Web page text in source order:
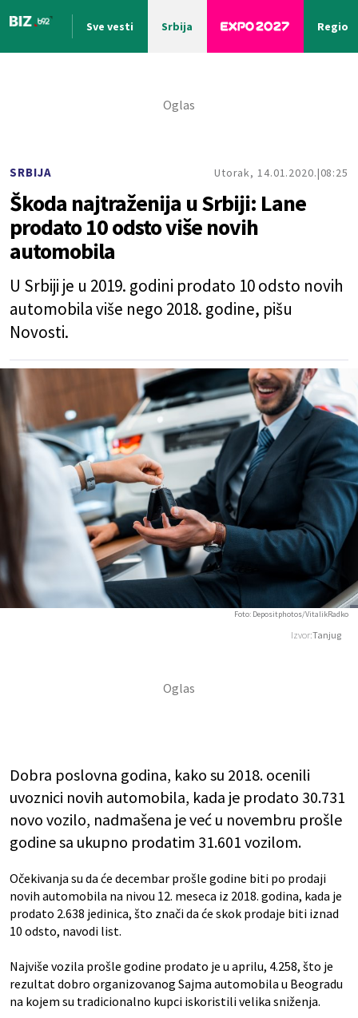
Sve vesti Srbija Region
SRBIJA Utorak, 14.01.2020. 08:25
Škoda najtraženija u Srbiji: Lane
prodato 10 odsto više novih
automobila
U Srbiji je u 2019. godini prodato 10 odsto novih
automobila više nego 2018. godine, pišu
Novosti.
Izvor:Tanjug
Foto: Depositphotos/VitalikRadko
Dobra poslovna godina, kako su 2018. ocenili
uvoznici novih automobila, kada je prodato 30.731
novo vozilo, nadmašena je već u novembru prošle
godine sa ukupno prodatim 31.601 vozilom.
Očekivanja su da će decembar prošle godine biti po prodaji
novih automobila na nivou 12. meseca iz 2018. godina, kada je
prodato 2.638 jedinica, što znači da će skok prodaje biti iznad
10 odsto, navodi list.
Najviše vozila prošle godine prodato je u aprilu, 4.258, što je
rezultat dobro organizovanog Sajma automobila u Beogradu
na kojem su tradicionalno kupci iskoristili velika sniženja.